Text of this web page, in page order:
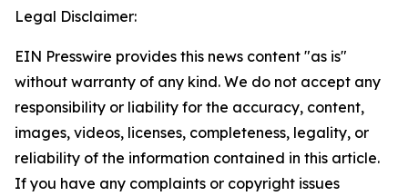
Legal Disclaimer:
EIN Presswire provides this news content "as is"
without warranty of any kind. We do not accept any
responsibility or liability for the accuracy, content,
images, videos, licenses, completeness, legality, or
reliability of the information contained in this article.
If you have any complaints or copyright issues